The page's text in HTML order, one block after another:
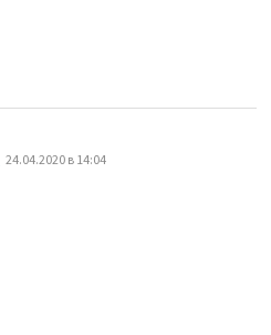
24.04.2020 в 14:04